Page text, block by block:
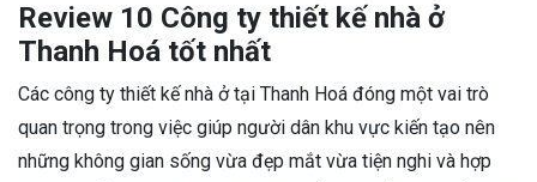
Review 10 Công ty thiết kế nhà ở
Thanh Hoá tốt nhất
Các công ty thiết kế nhà ở tại Thanh Hoá đóng một vai trò
quan trọng trong việc giúp người dân khu vực kiến tạo nên
những không gian sống vừa đẹp mắt vừa tiện nghi và hợp